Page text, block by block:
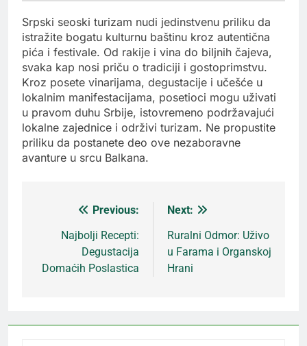
Srpski seoski turizam nudi jedinstvenu priliku da
istražite bogatu kulturnu baštinu kroz autentična
pića i festivale. Od rakije i vina do biljnih čajeva,
svaka kap nosi priču o tradiciji i gostoprimstvu.
Kroz posete vinarijama, degustacije i učešće u
lokalnim manifestacijama, posetioci mogu uživati
u pravom duhu Srbije, istovremeno podržavajući
lokalne zajednice i održivi turizam. Ne propustite
priliku da postanete deo ove nezaboravne
avanture u srcu Balkana.
Кретање
чланка
Previous:
Najbolji Recepti:
Degustacija
Domaćih Poslastica
Next:
Ruralni Odmor: Uživo
u Farama i Organskoj
Hrani